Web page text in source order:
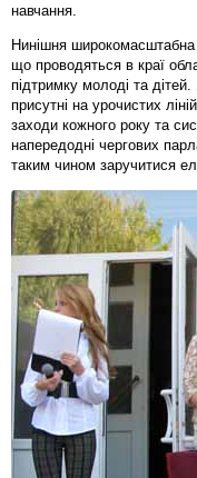
навчання.
Нинішня широкомасштабна
що проводяться в краї
підтримку молоді та
присутні на урочистих
заходи кожного року та
напередодні чергових
таким чином заручитися